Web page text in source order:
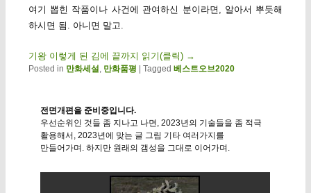
여기 뽑힌 작품이나 사건에 관여하신 분이라면, 알아서 뿌듯해
하시면 됨. 아니면 말고.
기왕 이렇게 된 김에 끝까지 읽기(클릭) →
Posted in 만화세설, 만화품평 Tagged 베스트오브2020
전면개편을 준비중입니다.
우선순위인 것들 좀 지나고 나면, 2023년의 기술들을 좀 적극
활용해서, 2023년에 맞는 글 그림 기타 여러가지를
만들어가며. 하지만 원래의 갬성을 그대로 이어가며.